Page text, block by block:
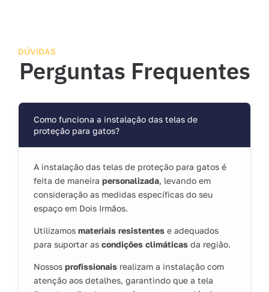
DÚVIDAS
Perguntas Frequentes
Como funciona a instalação das telas de
proteção para gatos?
A instalação das telas de proteção para gatos é
feita de maneira personalizada, levando em
consideração as medidas específicas do seu
espaço em Dois Irmãos.
Utilizamos materiais resistentes e adequados
para suportar as condições climáticas da região.
Nossos profissionais realizam a instalação com
atenção aos detalhes, garantindo que a tela